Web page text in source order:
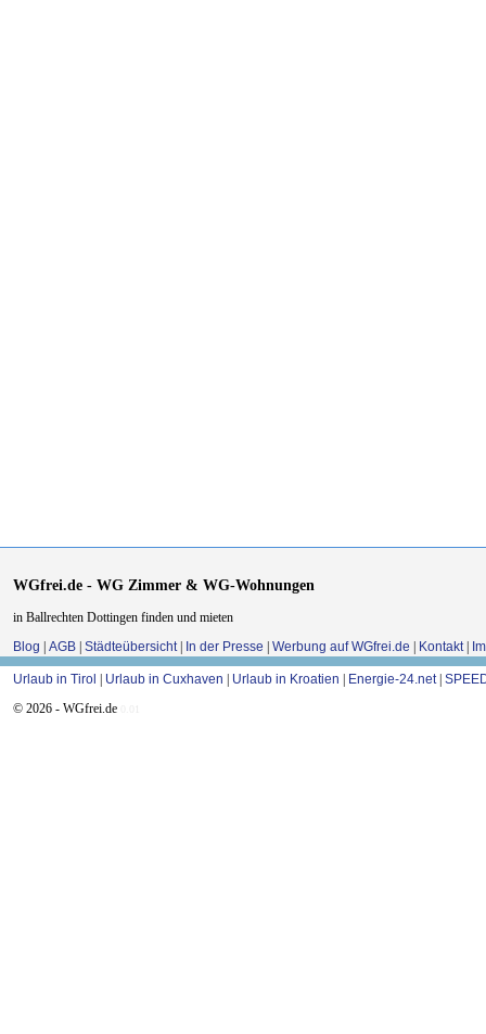
WGfrei.de - WG Zimmer & WG-Wohnungen
in Ballrechten Dottingen finden und mieten
Blog | AGB | Städteübersicht | In der Presse | Werbung auf WGfrei.de | Kontakt |
Urlaub in Tirol | Urlaub in Cuxhaven | Urlaub in Kroatien | Energie-24.net|
© 2026 - WGfrei.de